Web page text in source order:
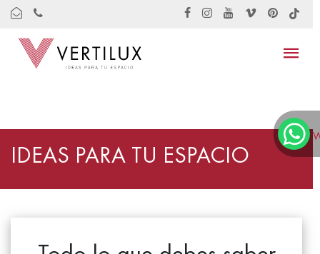
IDEAS PARA TU ESPACIO